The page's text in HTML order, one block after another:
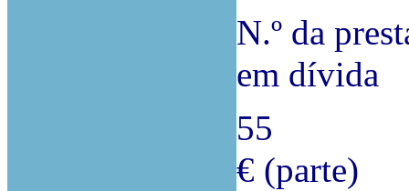
N.º da
em dívida
55 08/
€ (parte)